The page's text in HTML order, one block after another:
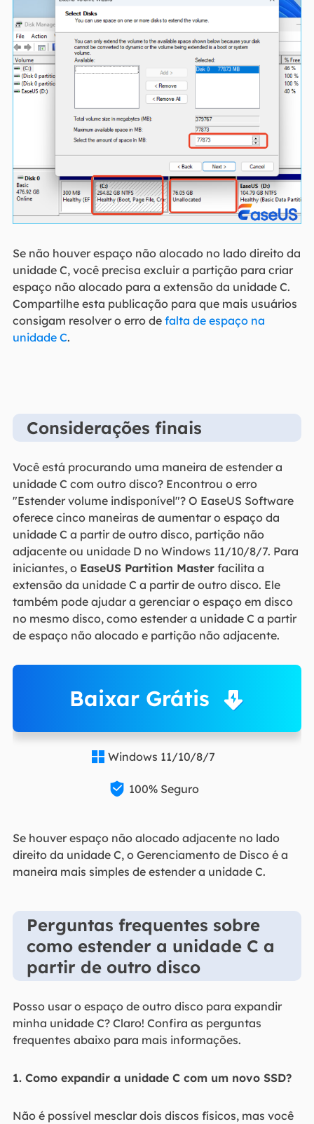
Se não houver espaço não alocado no lado direito da
unidade C, você precisa excluir a partição para criar
espaço não alocado para a extensão da unidade C.
Compartilhe esta publicação para que mais usuários
consigam resolver o erro de falta de espaço na
unidade C.
Considerações finais
Você está procurando uma maneira de estender a
unidade C com outro disco? Encontrou o erro
"Estender volume indisponível"? O EaseUS Software
oferece cinco maneiras de aumentar o espaço da
unidade C a partir de outro disco, partição não
adjacente ou unidade D no Windows 11/10/8/7. Para
iniciantes, o EaseUS Partition Masterfacilita a
extensão da unidade C a partir de outro disco. Ele
também pode ajudar a gerenciar o espaço em disco
no mesmo disco, como estender a unidade C a partir
de espaço não alocado e partição não adjacente.
Baixar Grátis
 Windows 11/10/8/7
 100% Seguro
Se houver espaço não alocado adjacente no lado
direito da unidade C, o Gerenciamento de Disco é a
maneira mais simples de estender a unidade C.
Perguntas frequentes sobre
como estender a unidade C a
partir de outro disco
Posso usar o espaço de outro disco para expandir
minha unidade C? Claro! Confira as perguntas
frequentes abaixo para mais informações.
1. Como expandir a unidade C com um novo SSD?
Não é possível mesclar dois discos físicos, mas você